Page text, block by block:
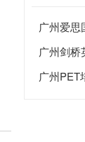
广州爱思
广州PET